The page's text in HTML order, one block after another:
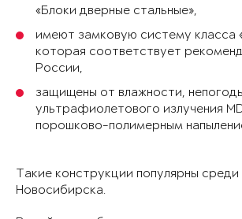
«Блоки дверные стальные»,
имеют замковую систему класса
которая соответствует
России,
защищены от влажности,
ультрафиолетового излучения
порошково-полимерным
Такие конструкции популярны среди
Новосибирска.